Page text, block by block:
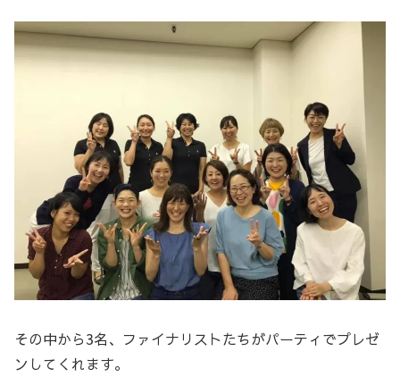
その中から3名、ファイナリストたちがパーティでプレゼ
ンしてくれます。